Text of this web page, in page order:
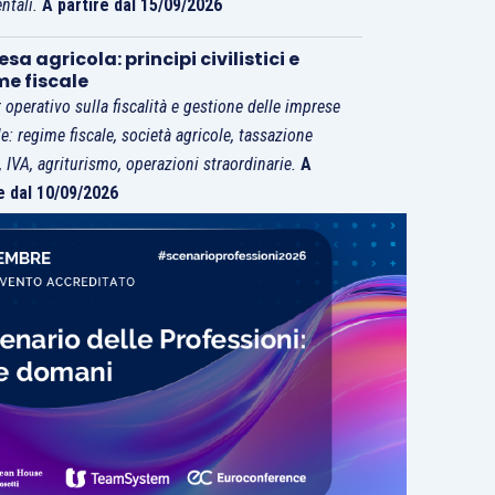
A partire dal 15/09/2026
agricola: principi civilistici e
fiscale
operativo sulla fiscalità e gestione delle imprese
regime fiscale, società agricole, tassazione
IVA, agriturismo, operazioni straordinarie.A
dal 10/09/2026